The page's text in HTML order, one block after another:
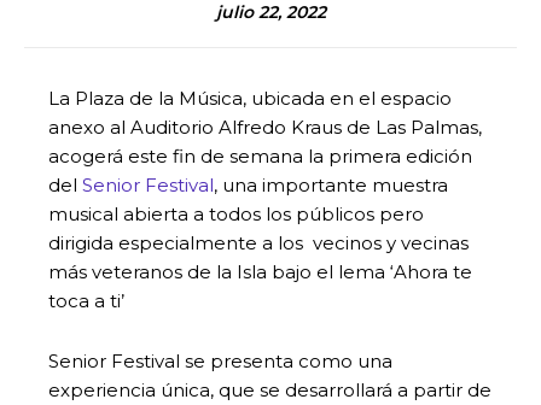
julio 22, 2022
La Plaza de la Música, ubicada en el espacio
anexo al Auditorio Alfredo Kraus de Las Palmas,
acogerá este fin de semana la primera edición
del Senior Festival, una importante muestra
musical abierta a todos los públicos pero
dirigida especialmente a los vecinos y vecinas
más veteranos de la Isla bajo el lema ‘Ahora te
toca a ti’
Senior Festival se presenta como una
experiencia única, que se desarrollará a partir de